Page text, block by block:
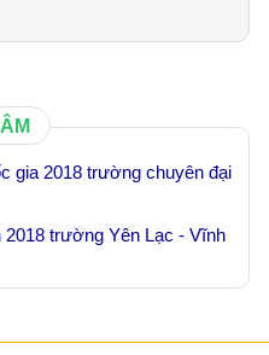
gia 2018 trường chuyên đại
trường Yên Lạc - Vĩnh